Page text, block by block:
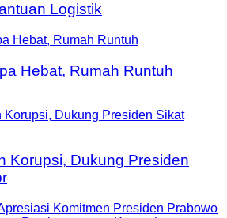
Logistik
Hebat, Rumah Runtuh
Korupsi, Dukung Presiden